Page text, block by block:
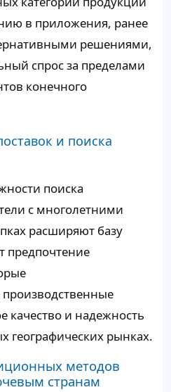
в приложения, ранее
решениями,
спрос за пределами
конечного
и поиска
поиска
с многолетними
расширяют базу
предпочтение
качество и надежность
географических рынках.
методов
странам